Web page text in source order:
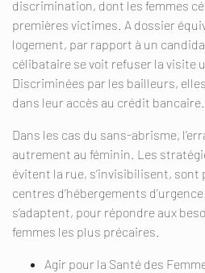
discrimination, dont les femmes
premières victimes. A dossier
logement, par rapport à un
célibataire se voit refuser la visite
Discriminées par les bailleurs,
dans leur accès au crédit bancaire.
Dans les cas du sans-abrisme,
autrement au féminin. Les
évitent la rue, s’invisibilisent, sont
centres d’hébergements
s’adaptent, pour répondre aux
femmes les plus précaires.
Agir pour la Santé des